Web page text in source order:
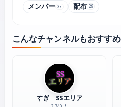
メンバー 35 配布 29
こんなチャンネルもおすすめ
すぎ SSエリア